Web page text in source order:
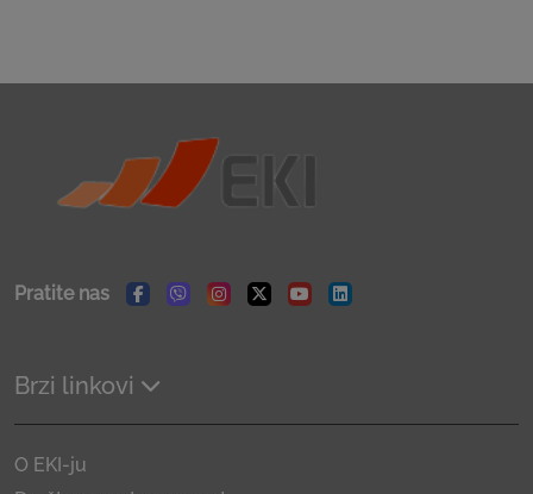
Pratite nas
Facebook
ViberInstagram
TwitterYoutubeLinkedin
Brzi linkovi
O EKI-ju